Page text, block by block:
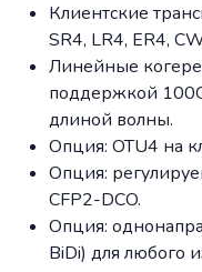
Клиентские
SR4, LR4, ER4,
Линейные
поддержкой
длиной волны.
Опция: OTU4 на
Опция:
CFP2-DCO.
Опция:
BiDi) для любого